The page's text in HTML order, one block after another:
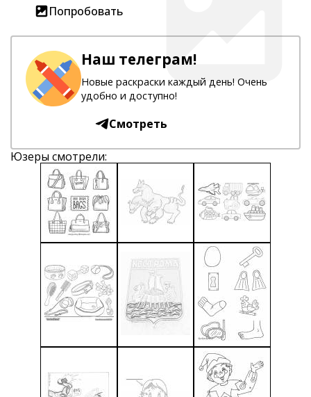
Попробовать
Наш телеграм!
Новые раскраски каждый день! Очень
удобно и доступно!
Смотреть
Юзеры смотрели: